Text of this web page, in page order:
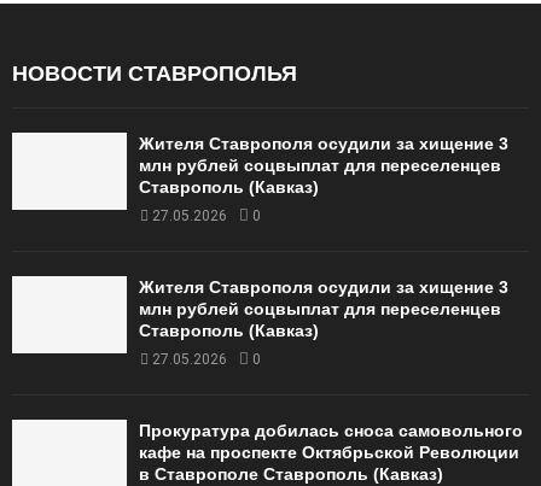
НОВОСТИ СТАВРОПОЛЬЯ
Жителя Ставрополя осудили за хищение 3
млн рублей соцвыплат для переселенцев
Ставрополь (Кавказ)
27.05.2026 0
Жителя Ставрополя осудили за хищение 3
млн рублей соцвыплат для переселенцев
Ставрополь (Кавказ)
27.05.2026 0
Прокуратура добилась сноса самовольного
кафе на проспекте Октябрьской Революции
в Ставрополе Ставрополь (Кавказ)